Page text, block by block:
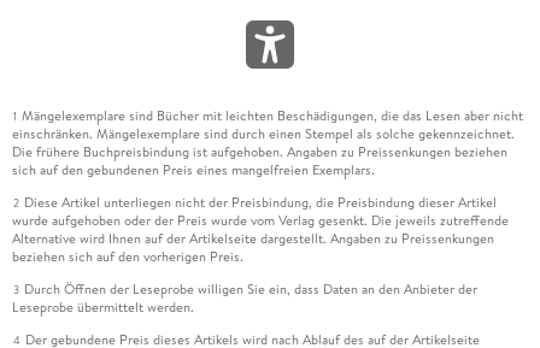
1 Mängelexemplare sind Bücher mit leichten Beschädigungen, die das Lesen aber nicht
einschränken. Mängelexemplare sind durch einen Stempel als solche gekennzeichnet.
Die frühere Buchpreisbindung ist aufgehoben. Angaben zu Preissenkungen beziehen
sich auf den gebundenen Preis eines mangelfreien Exemplars.
2 Diese Artikel unterliegen nicht der Preisbindung, die Preisbindung dieser Artikel
wurde aufgehoben oder der Preis wurde vom Verlag gesenkt. Die jeweils zutreffende
Alternative wird Ihnen auf der Artikelseite dargestellt. Angaben zu Preissenkungen
beziehen sich auf den vorherigen Preis.
3 Durch Öffnen der Leseprobe willigen Sie ein, dass Daten an den Anbieter der
Leseprobe übermittelt werden.
4 Der gebundene Preis dieses Artikels wird nach Ablauf des auf der Artikelseite